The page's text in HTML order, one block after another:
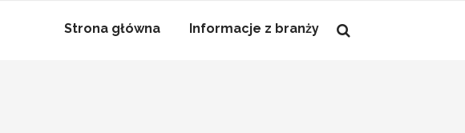
Strona główna Informacje z branży